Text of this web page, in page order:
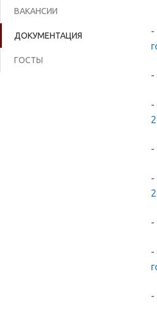
ВАКАНСИИ
ДОКУМЕНТАЦИЯ
ГОСТЫ
-
-
-
-
-
-
-
-